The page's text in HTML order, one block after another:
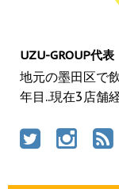
UZU-GROUP代表
地元の墨田区で
年目..現在3店舗